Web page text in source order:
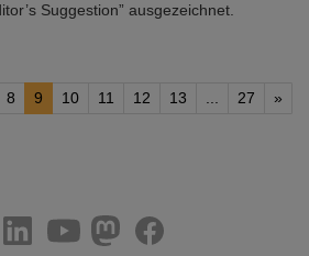
Suggestion” ausgezeichnet.
8 9 10 11 12 13 ... 27 »
facebook